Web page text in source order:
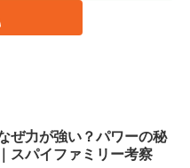
ぜ力が強い？パワーの秘
スパイファミリー考察